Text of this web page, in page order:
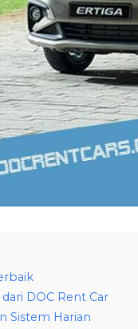
DOC Rent Car
Sistem Harian